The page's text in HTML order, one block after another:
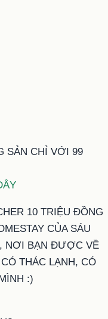
SẢN CHỈ VỚI 99
10 TRIỆU ĐỒNG
CỦA SÁU
NƠI BẠN ĐƯỢC VỀ
THÁC LẠNH, CÓ
:)